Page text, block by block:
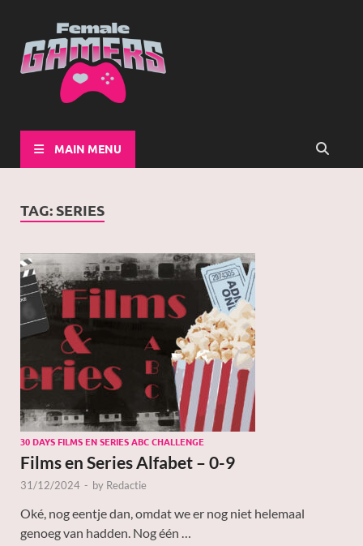
MAIN MENU
TAG: SERIES
30 DAYS FILMS EN SERIES ABC CHALLENGE
Films en Series Alfabet – 0-9
31/12/2024 - by Redactie
Oké, nog eentje dan, omdat we er nog niet helemaal
genoeg van hadden. Nog één …